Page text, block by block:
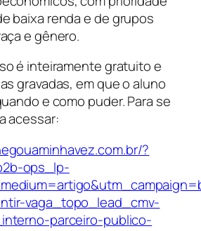
baixa renda e de grupos
e gênero.
é inteiramente gratuito e
gravadas, em que o aluno
e como puder. Para se
acessar:
?
ops_lp-
vaga_topo_lead_cmv-
parceiro-publico-